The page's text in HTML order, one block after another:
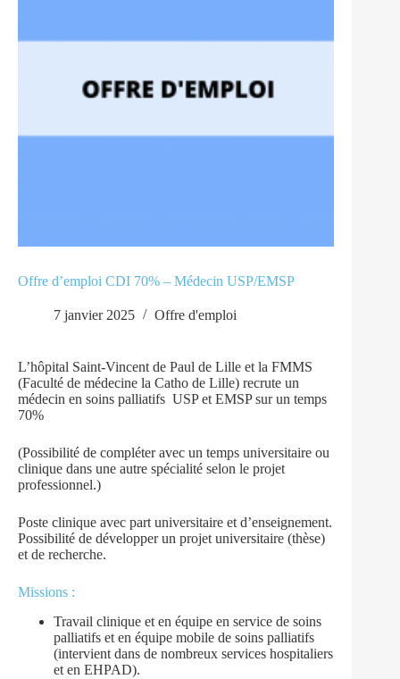
Offre d’emploi CDI 70% – Médecin USP/EMSP
7 janvier 2025 Offre d'emploi
L’hôpital Saint-Vincent de Paul de Lille et la FMMS
(Faculté de médecine la Catho de Lille) recrute un
médecin en soins palliatifs USP et EMSP sur un temps
70%
(Possibilité de compléter avec un temps universitaire ou
clinique dans une autre spécialité selon le projet
professionnel.)
Poste clinique avec part universitaire et d’enseignement.
Possibilité de développer un projet universitaire (thèse)
et de recherche.
Missions :
Travail clinique et en équipe en service de soins
palliatifs et en équipe mobile de soins palliatifs
(intervient dans de nombreux services hospitaliers
et en EHPAD).